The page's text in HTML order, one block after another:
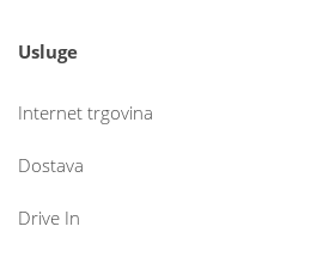
Usluge
Internet trgovina
Dostava
Drive In